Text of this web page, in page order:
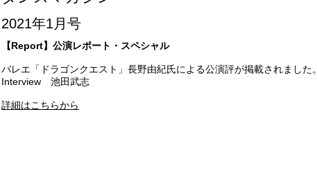
2021年1月号
【Report】公演レポート・スペシャル
バレエ「ドラゴンクエスト」長野由紀氏による公演評が掲載されました。
Interview 池田武志
詳細はこちらから